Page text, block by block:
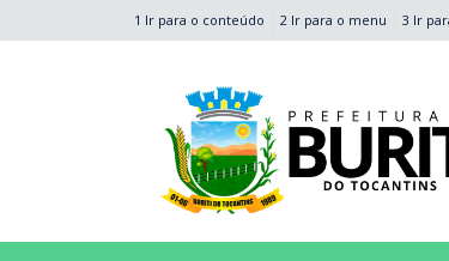
1 Ir para o conteúdo 2 Ir para o menu 3 Ir